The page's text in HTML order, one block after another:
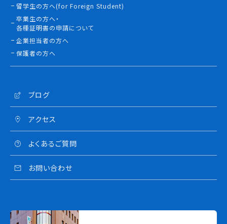
留学生の方へ(for Foreign Student)
卒業生の方へ・
各種証明書の申請について
企業担当者の方へ
保護者の方へ
ブログ
アクセス
よくあるご質問
お問い合わせ